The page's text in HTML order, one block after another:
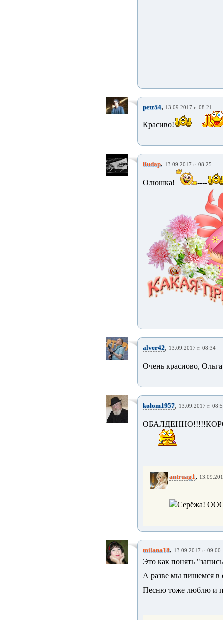
petr54, 13.09.2017 г. 08:21
Красиво!
liudap, 13.09.2017 г. 08:25
Олюшка! ----
alver42, 13.09.2017 г. 08:34
Очень красиово,
kolom1957, 13.09.2017 г.
antruag1,
Серёжа!
milana18, 13.09.2017 г. 09:00
Это как понять
А разве мы пишемся в
Песню тоже люблю и